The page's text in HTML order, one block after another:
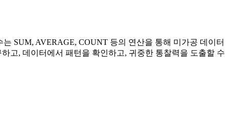
SUM, AVERAGE, COUNT 등의 연산을 통해 미가공 데이터
고, 데이터에서 패턴을 확인하고, 귀중한 통찰력을 도출할 수